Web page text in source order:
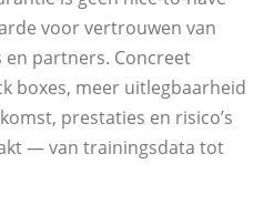
voor vertrouwen van
partners. Concreet
boxes, meer uitlegbaarheid
prestaties en risico’s
— van trainingsdata tot